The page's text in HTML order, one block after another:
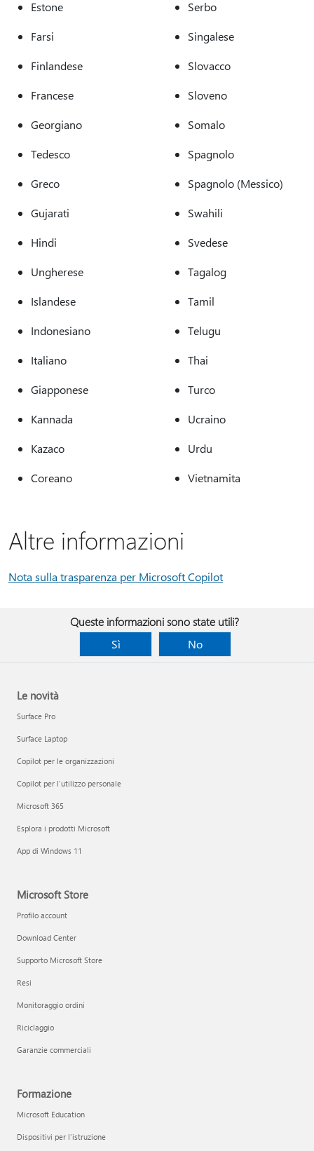
Estone
Farsi
Finlandese
Francese
Georgiano
Tedesco
Greco
Gujarati
Hindi
Ungherese
Islandese
Indonesiano
Italiano
Giapponese
Kannada
Kazaco
Coreano
Serbo
Singalese
Slovacco
Sloveno
Somalo
Spagnolo
Spagnolo (Messico)
Swahili
Svedese
Tagalog
Tamil
Telugu
Thai
Turco
Ucraino
Urdu
Vietnamita
Altre informazioni
Nota sulla trasparenza per Microsoft Copilot
Queste informazioni sono state utili?
Sì
No
Le novità
Surface Pro
Surface Laptop
Copilot per le organizzazioni
Copilot per l'utilizzo personale
Microsoft 365
Esplora i prodotti Microsoft
App di Windows 11
Microsoft Store
Profilo account
Download Center
Supporto Microsoft Store
Resi
Monitoraggio ordini
Riciclaggio
Garanzie commerciali
Formazione
Microsoft Education
Dispositivi per l'istruzione